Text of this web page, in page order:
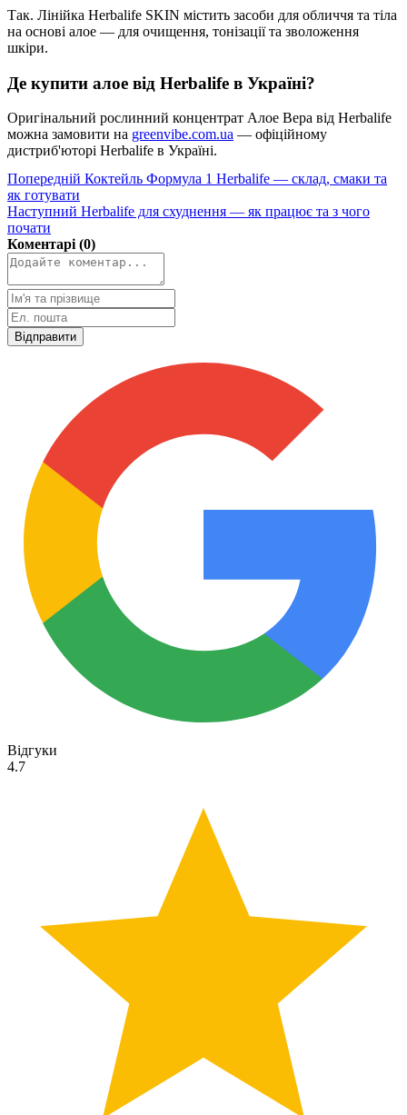
Так. Лінійка Herbalife SKIN містить засоби для обличчя та тіла
на основі алое — для очищення, тонізації та зволоження
шкіри.
Де купити алое від Herbalife в Україні?
Оригінальний рослинний концентрат Алое Вера від Herbalife
можна замовити на greenvibe.com.ua — офіційному
дистриб'юторі Herbalife в Україні.
Попередній Коктейль Формула 1 Herbalife — склад, смаки та
як готувати
Наступний Herbalife для схуднення — як працює та з чого
почати
Коментарі (0)
Відправити
Відгуки
4.7